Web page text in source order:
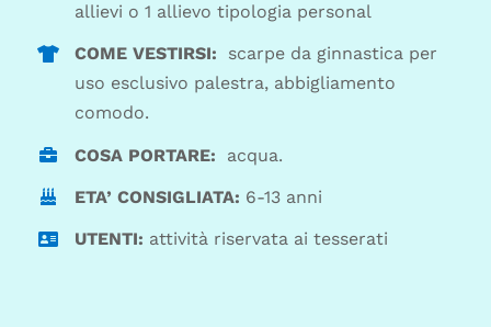
allievi o 1 allievo tipologia personal
COME VESTIRSI: scarpe da ginnastica per
uso esclusivo palestra, abbigliamento
comodo.
COSA PORTARE: acqua.
ETA’ CONSIGLIATA: 6-13 anni
UTENTI: attività riservata ai tesserati